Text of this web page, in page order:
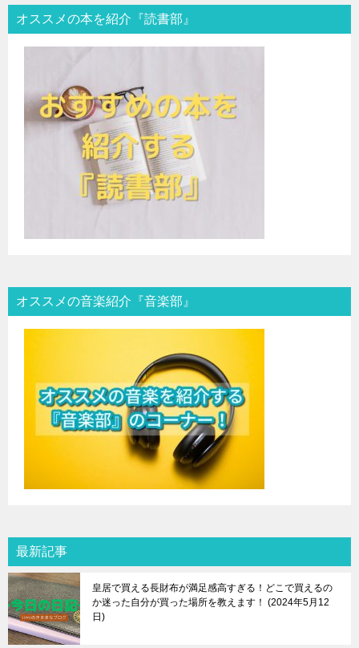
オススメの本を紹介『読書部』
オススメの音楽紹介『音楽部』
最新記事
皇居で買える長財布が満足感高すぎる！どこで買えるの
か迷った自分が買った場所を教えます！
2024年5月12
日